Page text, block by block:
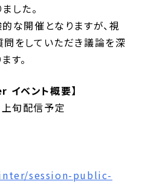
した。
な開催となりますが、視
をしていただき議論を深
す。
ベント概要】
旬配信予定
session-public-